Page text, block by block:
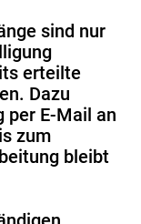
sind nur
erteilte
Dazu
E-Mail an
zum
bleibt